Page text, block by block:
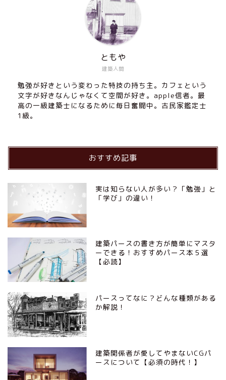
建築人間
ともや
勉強が好きという変わった特技の持ち主。カフェという
文字が好きなんじゃなくて空間が好き。apple信者。最
高の一級建築士になるために毎日奮闘中。古民家鑑定士
1級。
おすすめ記事
実は知らない人が多い？「勉強」と
「学び」の違い！
建築パースの書き方が簡単にマスタ
ーできる！おすすめパース本５選
【必読】
パースってなに？どんな種類がある
か解説！
建築関係者が愛してやまないCGパ
ースについて【必須の時代！】